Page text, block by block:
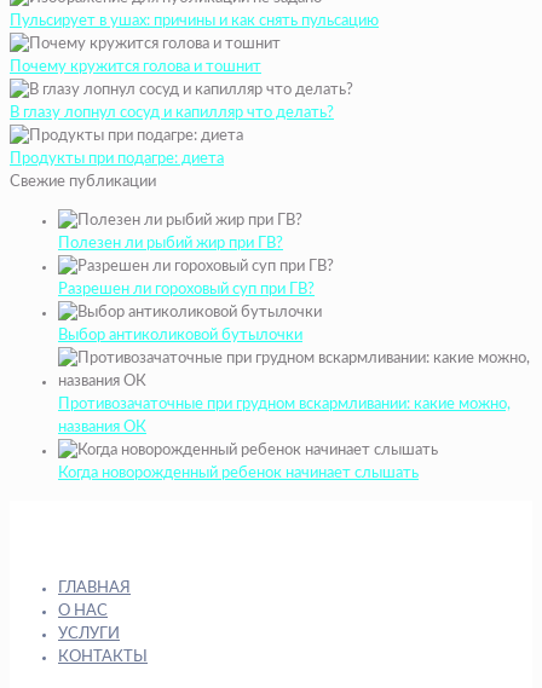
Пульсирует в ушах: причины и как снять пульсацию
Почему кружится голова и тошнит
В глазу лопнул сосуд и капилляр что делать?
Продукты при подагре: диета
Свежие публикации
Полезен ли рыбий жир при ГВ?
Разрешен ли гороховый суп при ГВ?
Выбор антиколиковой бутылочки
Противозачаточные при грудном вскармливании: какие можно,
названия ОК
Когда новорожденный ребенок начинает слышать
ГЛАВНАЯ
О НАС
УСЛУГИ
КОНТАКТЫ